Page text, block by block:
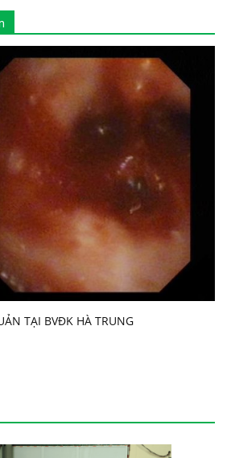
TẠI BVĐK HÀ TRUNG